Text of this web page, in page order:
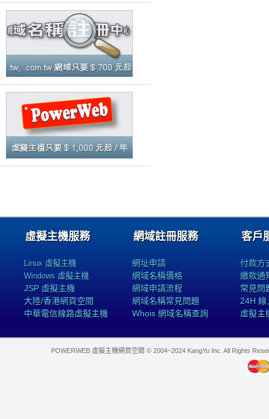
虛擬主機服務
Linux 虛擬主機
Windows 虛擬主機
JSP 虛擬主機
大陸/香港網頁空間
中華電信線路虛擬主機
網域註冊服務
網址申請
網域名稱價格
網域申請流程
網域名稱常見問題
Whois 網域名稱查詢
客戶
付款方
繳款通
常見問
24H 線
虛擬主
POWERWEB 虛擬主機網頁空間 © 2004~2024 KangYu Inc. All Rights